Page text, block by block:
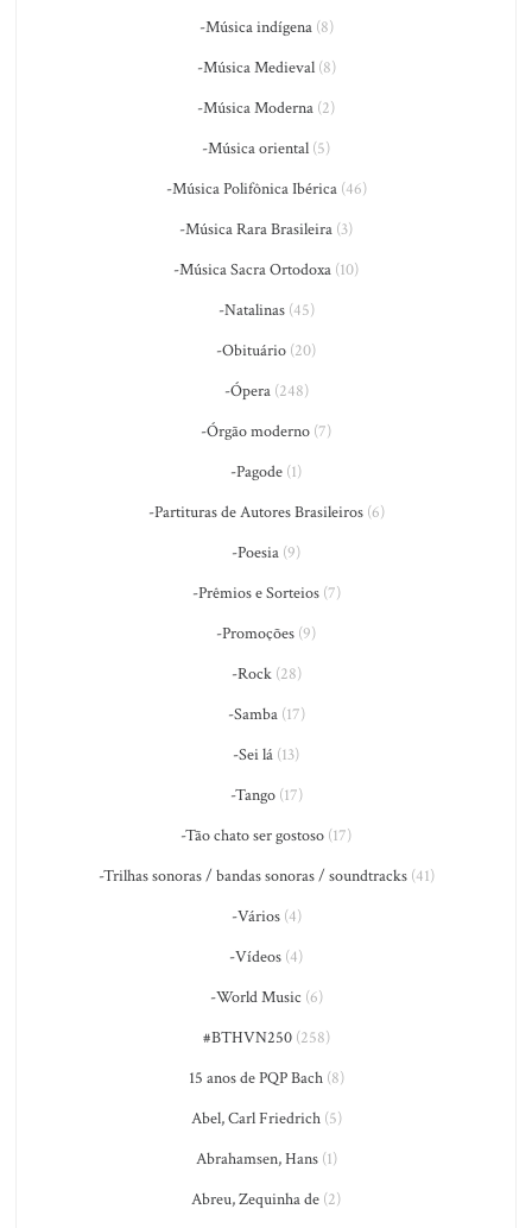
-Música indígena(8)
-Música Medieval(8)
-Música Moderna (2)
-Música oriental (5)
-Música Polifônica Ibérica(46)
-Música Rara Brasileira (3)
-Música Sacra Ortodoxa (10)
-Natalinas(45)
-Obituário (20)
-Ópera(248)
-Órgão moderno (7)
-Pagode (1)
-Partituras de Autores Brasileiros(6)
-Poesia (9)
-Prêmios e Sorteios(7)
-Promoções (9)
-Rock(28)
-Samba(17)
-Sei lá (13)
-Tango(17)
-Tão chato ser gostoso (17)
-Trilhas sonoras / bandas sonoras / soundtracks(41)
-Vários(4)
-Vídeos (4)
-World Music (6)
#BTHVN250(258)
15 anos de PQP Bach(8)
Abel, Carl Friedrich(5)
Abrahamsen, Hans(1)
Abreu, Zequinha de (2)